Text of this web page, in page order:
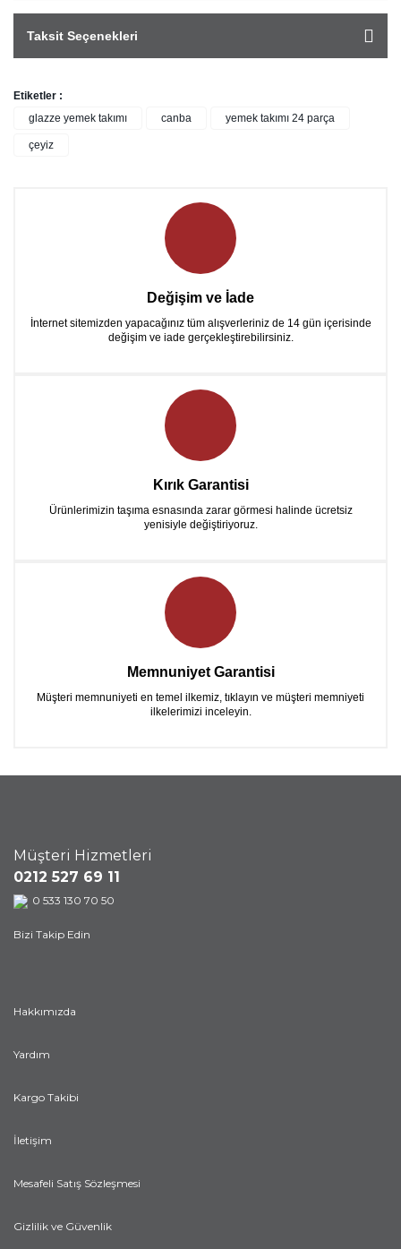
Taksit Seçenekleri
Etiketler :
glazze yemek takımı
canba yemek takımı 24 parça
çeyiz
Değişim ve İade
İnternet sitemizden yapacağınız tüm alışverleriniz de 14 gün içerisinde
değişim ve iade gerçekleştirebilirsiniz.
Kırık Garantisi
Ürünlerimizin taşıma esnasında zarar görmesi halinde ücretsiz
yenisiyle değiştiriyoruz.
Memnuniyet Garantisi
Müşteri memnuniyeti en temel ilkemiz, tıklayın ve müşteri memniyeti
ilkelerimizi inceleyin.
Müşteri Hizmetleri
0212 527 69 11
0 533 130 70 50
Bizi Takip Edin
Hakkımızda
Yardım
Kargo Takibi
İletişim
Mesafeli Satış Sözleşmesi
Gizlilik ve Güvenlik